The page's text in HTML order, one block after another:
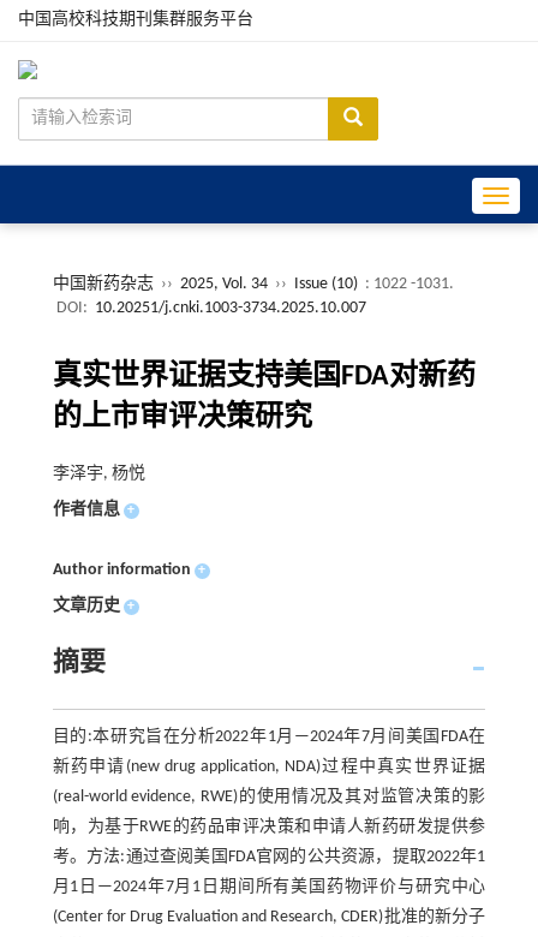
中国高校科技期刊集群服务平台
中国新药杂志 ›› 2025, Vol. 34 ›› Issue (10) : 1022 -1031.
DOI: 10.20251/j.cnki.1003-3734.2025.10.007
真实世界证据支持美国FDA对新药
的上市审评决策研究
李泽宇, 杨悦
作者信息 +
Author information +
文章历史 +
摘要
目的:本研究旨在分析2022年1月—2024年7月间美国FDA在
新药申请(new drug application, NDA)过程中真实世界证据
(real-world evidence, RWE)的使用情况及其对监管决策的影
响，为基于RWE的药品审评决策和申请人新药研发提供参
考。方法:通过查阅美国FDA官网的公共资源，提取2022年1
月1日—2024年7月1日期间所有美国药物评价与研究中心
(Center for Drug Evaluation and Research, CDER)批准的新分子